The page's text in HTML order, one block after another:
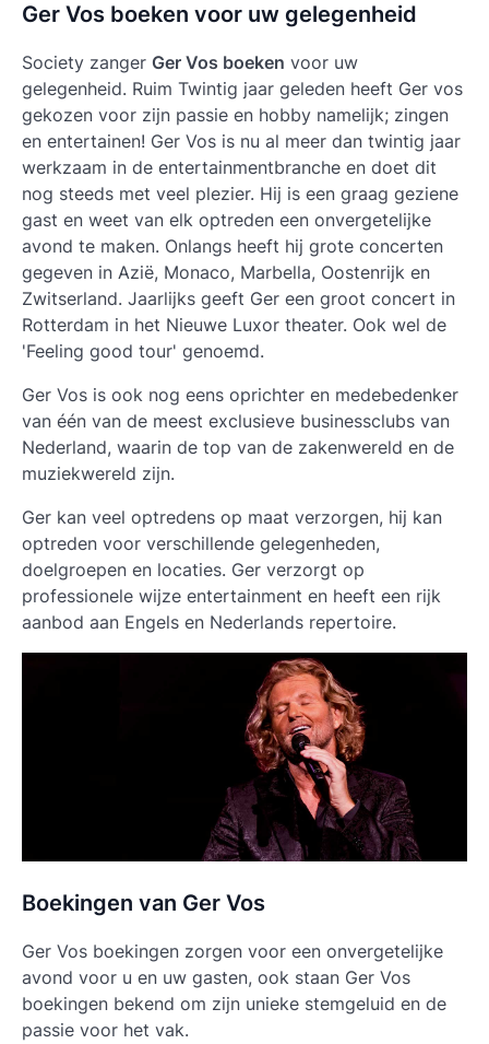
Ger Vos boeken voor uw gelegenheid
Society zanger Ger Vos boeken voor uw
gelegenheid. Ruim Twintig jaar geleden heeft Ger vos
gekozen voor zijn passie en hobby namelijk; zingen
en entertainen! Ger Vos is nu al meer dan twintig jaar
werkzaam in de entertainmentbranche en doet dit
nog steeds met veel plezier. Hij is een graag geziene
gast en weet van elk optreden een onvergetelijke
avond te maken. Onlangs heeft hij grote concerten
gegeven in Azië, Monaco, Marbella, Oostenrijk en
Zwitserland. Jaarlijks geeft Ger een groot concert in
Rotterdam in het Nieuwe Luxor theater. Ook wel de
'Feeling good tour' genoemd.
Ger Vos is ook nog eens oprichter en medebedenker
van één van de meest exclusieve businessclubs van
Nederland, waarin de top van de zakenwereld en de
muziekwereld zijn.
Ger kan veel optredens op maat verzorgen, hij kan
optreden voor verschillende gelegenheden,
doelgroepen en locaties. Ger verzorgt op
professionele wijze entertainment en heeft een rijk
aanbod aan Engels en Nederlands repertoire.
Boekingen van Ger Vos
Ger Vos boekingen zorgen voor een onvergetelijke
avond voor u en uw gasten, ook staan Ger Vos
boekingen bekend om zijn unieke stemgeluid en de
passie voor het vak.